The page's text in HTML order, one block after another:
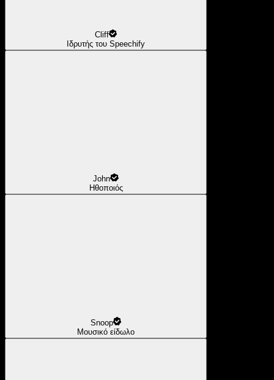
Cliff
Ιδρυτής του Speechify
John
Ηθοποιός
Snoop
Μουσικό είδωλο